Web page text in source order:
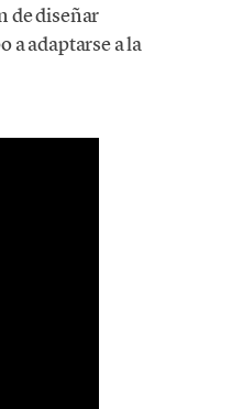
de diseñar
a adaptarse a la